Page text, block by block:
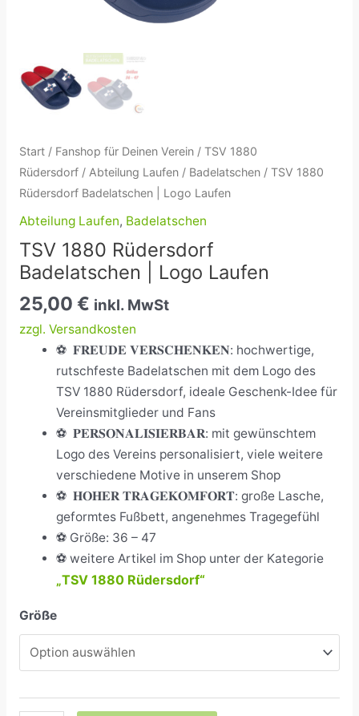
Start/ Fanshop für Deinen Verein/ TSV 1880
Rüdersdorf/ Abteilung Laufen/ Badelatschen/ TSV 1880
Rüdersdorf Badelatschen | Logo Laufen
Abteilung Laufen, Badelatschen
TSV 1880 Rüdersdorf
Badelatschen | Logo Laufen
25,00 € inkl. MwSt
zzgl. Versandkosten
⚽ 𝐅𝐑𝐄𝐔𝐃𝐄 𝐕𝐄𝐑𝐒𝐂𝐇𝐄𝐍𝐊𝐄𝐍: hochwertige,
rutschfeste Badelatschen mit dem Logo des
TSV 1880 Rüdersdorf, ideale Geschenk-Idee für
Vereinsmitglieder und Fans
⚽ 𝐏𝐄𝐑𝐒𝐎𝐍𝐀𝐋𝐈𝐒𝐈𝐄𝐑𝐁𝐀𝐑: mit gewünschtem
Logo des Vereins personalisiert, viele weitere
verschiedene Motive in unserem Shop
⚽ 𝐇𝐎𝐇𝐄𝐑 𝐓𝐑𝐀𝐆𝐄𝐊𝐎𝐌𝐅𝐎𝐑𝐓: große Lasche,
geformtes Fußbett, angenehmes Tragegefühl
⚽ Größe: 36 – 47
⚽ weitere Artikel im Shop unter der Kategorie
„TSV 1880 Rüdersdorf“
Größe